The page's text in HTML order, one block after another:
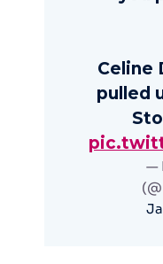
Celine
pulled
—